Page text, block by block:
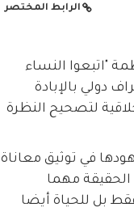
الرابط المختصر
"اتبعوا النساء
دولي بالإبادة
لتصحيح النظرة
في توثيق معاناة
الحقيقة مهما
بل للحياة أيضا